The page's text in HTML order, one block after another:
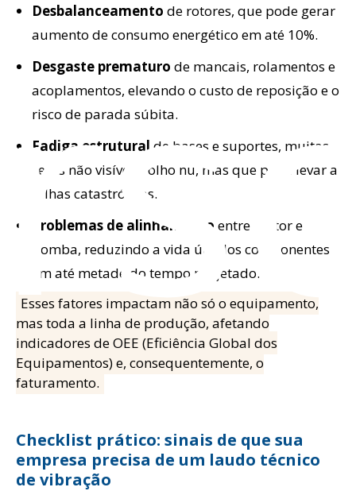
Desbalanceamento de rotores, que pode gerar
aumento de consumo energético em até 10%.
Desgaste prematuro de mancais, rolamentos e
acoplamentos, elevando o custo de reposição e o
risco de parada súbita.
Fadiga estrutural de bases e suportes, muitas
vezes não visível a olho nu, mas que pode levar a
falhas catastróficas.
Problemas de alinhamento entre motor e
bomba, reduzindo a vida útil dos componentes
em até metade do tempo projetado.
Esses fatores impactam não só o equipamento,
mas toda a linha de produção, afetando
indicadores de OEE (Eficiência Global dos
Equipamentos) e, consequentemente, o
faturamento.
Checklist prático: sinais de que sua
empresa precisa de um laudo técnico
de vibração